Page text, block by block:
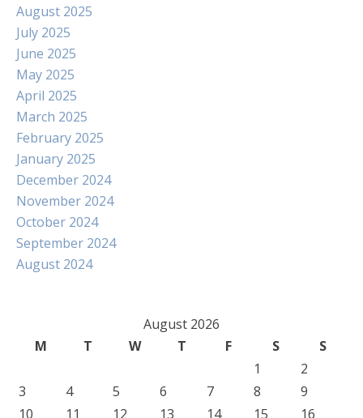
August 2025
July 2025
June 2025
May 2025
April 2025
March 2025
February 2025
January 2025
December 2024
November 2024
October 2024
September 2024
August 2024
August 2026
M
T W T F S
S
1
2
3
4 5 6 7 8
9
10
11 12 13 14 15 16